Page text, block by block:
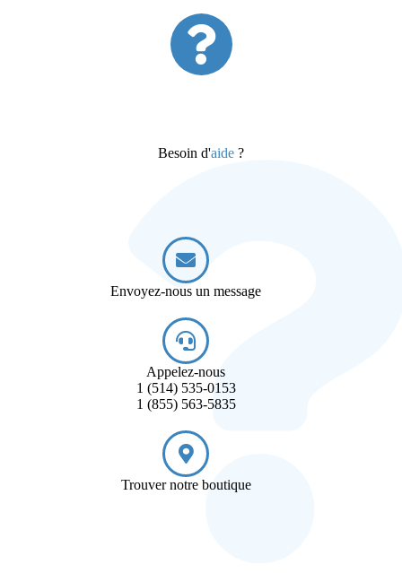
Besoin d'aide ?
Envoyez-nous un message
Appelez-nous
1 (514) 535-0153
1 (855) 563-5835
Trouver notre boutique